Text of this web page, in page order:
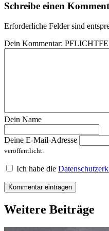
Schreibe einen
Erforderliche Felder sind
Dein Kommentar:
Dein Name
Deine E-Mail-Adresse
veröffentlicht.
Ich habe die
Weitere Beiträge